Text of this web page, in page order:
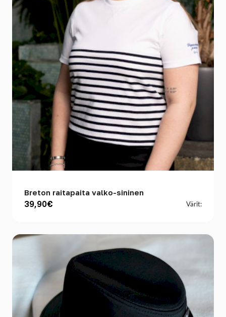
Breton raitapaita valko-sininen
39,90€ Värit: